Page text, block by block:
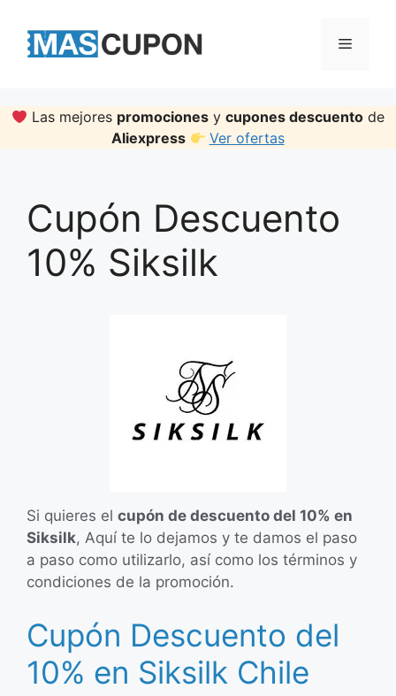
content
Menu
Las mejores promociones ycupones descuento de
Aliexpress
Ver ofertas
Cupón Descuento
10% Siksilk
Si quieres el cupón de descuento del 10% en
Siksilk, Aquí te lo dejamos y te damos el paso
a paso como utilizarlo, así como los términos y
condiciones de la promoción.
Cupón Descuento del
10% en Siksilk Chile